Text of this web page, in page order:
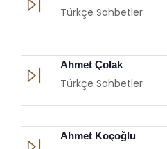
Türkçe Sohbetler
Ahmet Çolak
Türkçe Sohbetler
Ahmet Koçoğlu